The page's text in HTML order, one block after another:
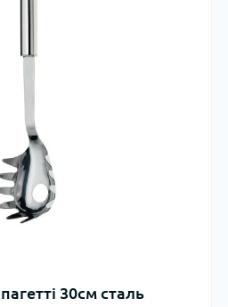
30см сталь